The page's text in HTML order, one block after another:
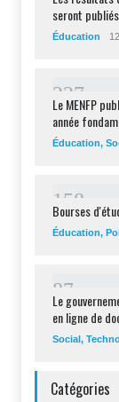
seront
Éducation
227
Le MENFP
année
Éducation,
1 58
Bourses
Éducation,
87
Le
en ligne de
Social,
Catégories